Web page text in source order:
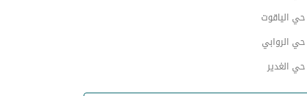
الياقوت
الروابي
الغدير